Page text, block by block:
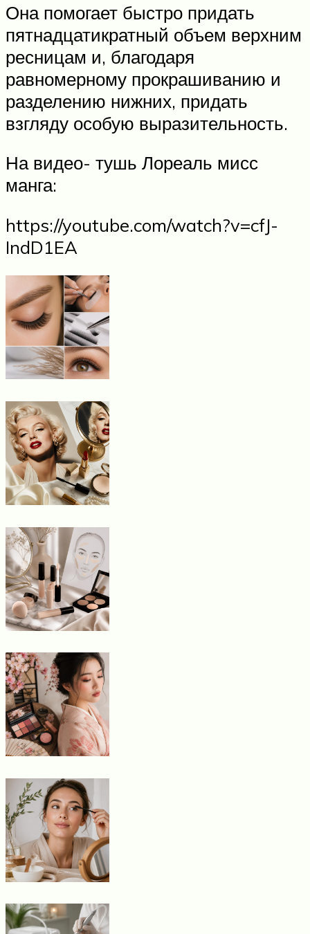
Она помогает быстро придать
пятнадцатикратный объем верхним
ресницам и, благодаря
равномерному прокрашиванию и
разделению нижних, придать
взгляду особую выразительность.
На видео- тушь Лореаль мисс
манга:
https://youtube.com/watch?v=cfJ-
IndD1EA